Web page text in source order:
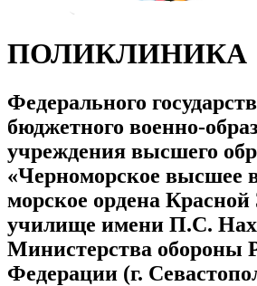
ПОЛИКЛИНИКА
Федерального
бюджетного военно-
учреждения высшего
«Черноморское высшее
морское ордена Красной
училище имени П.С.
Министерства обороны
Федерации (г.